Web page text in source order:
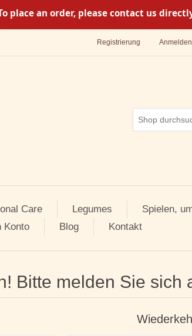
place an order, please contact us
Registrierung Anmelden
Care Legumes
Spielen,
Konto
Blog Kontakt
Bitte melden Sie sich